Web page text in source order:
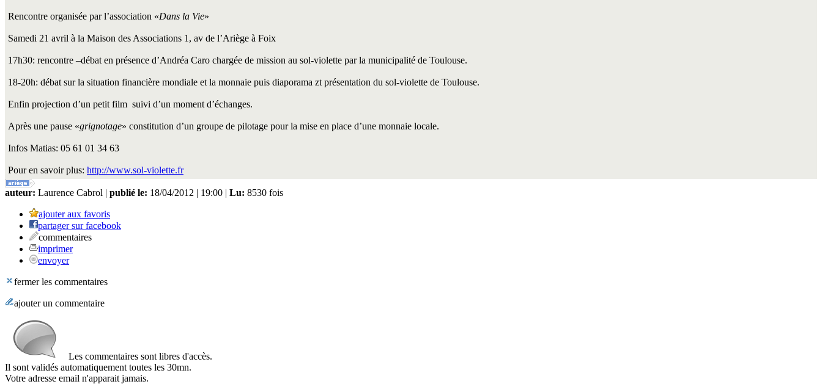
Rencontre organisée par l’association «Dans la Vie»
Samedi 21 avril à la Maison des Associations 1, av de l’Ariège à Foix
17h30: rencontre –débat en présence d’Andréa Caro chargée de mission au sol-violette par la municipalité de Toulouse.
18-20h: débat sur la situation financière mondiale et la monnaie puis diaporama zt présentation du sol-violette de Toulouse.
Enfin projection d’un petit film suivi d’un moment d’échanges.
Après une pause «grignotage» constitution d’un groupe de pilotage pour la mise en place d’une monnaie locale.
Infos Matias: 05 61 01 34 63
Pour en savoir plus: http://www.sol-violette.fr
auteur: Laurence Cabrol | publié le: 18/04/2012 | 19:00 | Lu: 8530 fois
ajouter aux favoris
partager sur facebook
commentaires
imprimer
envoyer
fermer les commentaires
ajouter un commentaire
Les commentaires sont libres d'accès.
Il sont validés automatiquement toutes les 30mn.
Votre adresse email n'apparait jamais.